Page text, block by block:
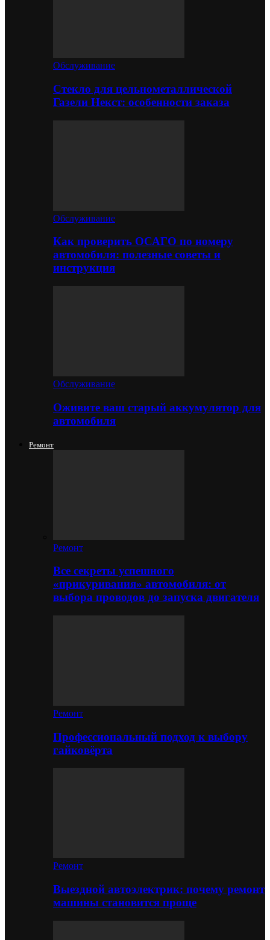
Обслуживание
Стекло для цельнометаллической
Газели Некст: особенности заказа
Обслуживание
Как проверить ОСАГО по номеру
автомобиля: полезные советы и
инструкция
Обслуживание
Оживите ваш старый аккумулятор для
автомобиля
Ремонт
Ремонт
Все секреты успешного
«прикуривания» автомобиля: от
выбора проводов до запуска двигателя
Ремонт
Профессиональный подход к выбору
гайковёрта
Ремонт
Выездной автоэлектрик: почему ремонт
машины становится проще